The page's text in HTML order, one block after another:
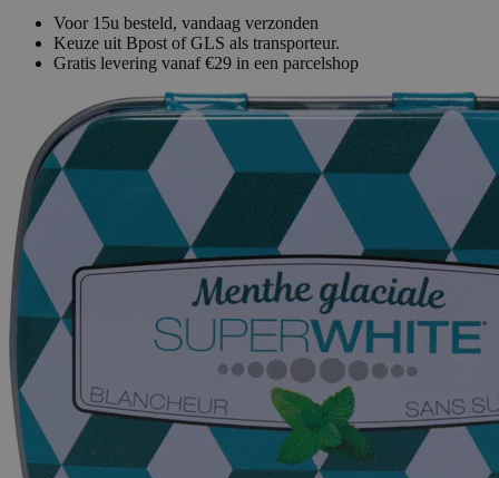
Voor 15u besteld, vandaag verzonden
Keuze uit Bpost of GLS als transporteur.
Gratis levering vanaf €29 in een parcelshop